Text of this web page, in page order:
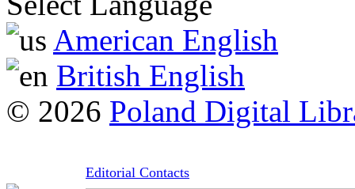
American English
British English
© 2026 Poland Digital
Editorial Contacts